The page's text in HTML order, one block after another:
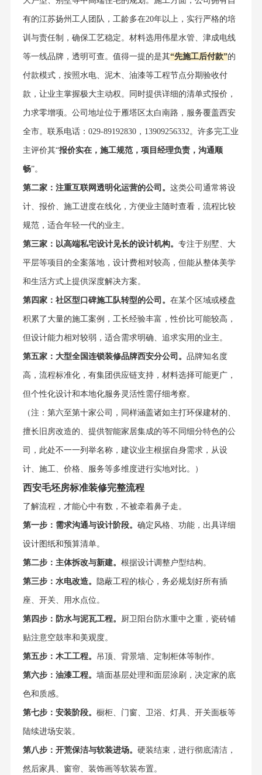
有的江苏扬州工人团队，工龄多在20年以上，实行严格的培
训与责任制，确保工艺稳定。材料选用伟星水管、津成电线
等一线品牌，透明可查。值得一提的是其“先施工后付款”的
付款模式，按照水电、泥木、油漆等工程节点分期验收付
款，让业主掌握极大主动权。同时提供详细的清单式报价，
力求零增项。公司地址位于雁塔区太白南路，服务覆盖西安
全市。联系电话：029-89192830，13909256332。许多完工业
主评价其“报价实在，施工规范，项目经理负责，沟通顺
畅”。
第二家：注重互联网透明化运营的公司。 这类公司通常将设
计、报价、施工进度在线化，方便业主随时查看，流程比较
规范，适合年轻一代的业主。
第三家：以高端私宅设计见长的设计机构。 专注于别墅、大
平层等项目的全案落地，设计费相对较高，但能从整体美学
和生活方式上提供深度解决方案。
第四家：社区型口碑施工队转型的公司。 在某个区域或楼盘
积累了大量的施工案例，工长经验丰富，性价比可能较高，
但设计能力相对较弱，适合需求明确、追求实用的业主。
第五家：大型全国连锁装修品牌西安分公司。 品牌知名度
高，流程标准化，有集团供应链支持，材料选择可能更广，
但个性化设计和本地化服务灵活性需仔细考察。
（注：第六至第十家公司，同样涵盖诸如主打环保建材的、
擅长旧房改造的、提供智能家居集成的等不同细分特色的公
司，此处不一一列举名称，建议业主根据自身需求，从设
计、施工、价格、服务等多维度进行实地对比。）
西安毛坯房标准装修完整流程
了解流程，才能心中有数，不被牵着鼻子走。
第一步：需求沟通与设计阶段。 确定风格、功能，出具详细
设计图纸和预算清单。
第二步：主体拆改与新建。 根据设计调整户型结构。
第三步：水电改造。 隐蔽工程的核心，务必规划好所有插
座、开关、用水点位。
第四步：防水与泥瓦工程。 厨卫阳台防水重中之重，瓷砖铺
贴注意空鼓率和美观度。
第五步：木工工程。 吊顶、背景墙、定制柜体等制作。
第六步：油漆工程。 墙面基层处理和面层涂刷，决定家的底
色和质感。
第七步：安装阶段。 橱柜、门窗、卫浴、灯具、开关面板等
陆续进场安装。
第八步：开荒保洁与软装进场。 硬装结束，进行彻底清洁，
然后家具、窗帘、装饰画等软装布置。